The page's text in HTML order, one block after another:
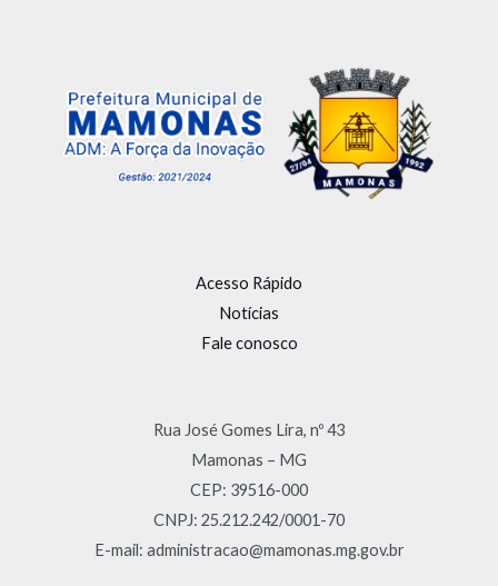
Acesso Rápido
Notícias
Fale conosco
Rua José Gomes Lira, nº 43
Mamonas – MG
CEP: 39516-000
CNPJ: 25.212.242/0001-70
E-mail: administracao@mamonas.mg.gov.br